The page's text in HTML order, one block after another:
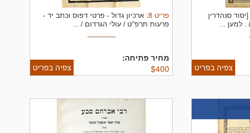
סנהדרין
. למען ...
צפיה בפריט
פריט 8
: ארכיון גדול - פרטי דפוס וכתב יד -
פרעות תרפ"ט / עולי הגרדום / ...
מחיר פתיחה:
$400 צפיה בפריט